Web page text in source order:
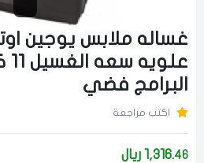
غساله ملابس يوجين
البرامج فضي
اكتب مراجعة
1,316.46 ريال